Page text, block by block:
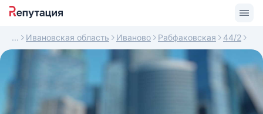
Ивановская область Иваново Рабфаковская 44/2